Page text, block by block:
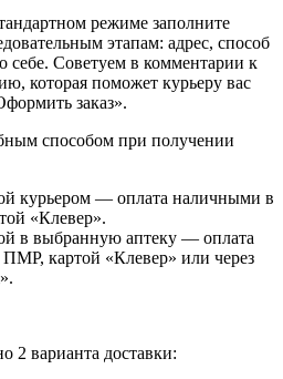
режиме заполните
этапам: адрес, способ
себе. Советуем в комментарии к
которая поможет курьеру вас
заказ».
способом при получении
курьером — оплата наличными в
«Клевер».
в выбранную аптеку — оплата
картой «Клевер» или через
2 варианта доставки: